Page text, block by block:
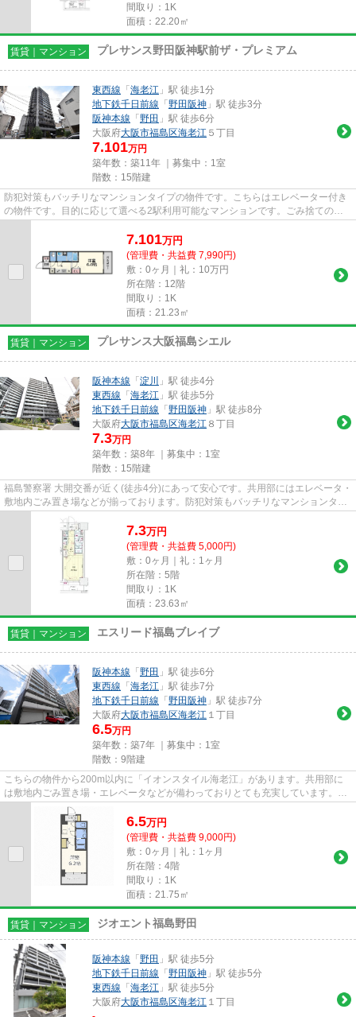
間取り：1K
面積：22.20㎡
賃貸｜マンション プレサンス野田阪神駅前ザ・プレミアム
東西線 「 海老江 」駅 徒歩1分
地下鉄千日前線 「 野田阪神 」駅 徒歩3分
阪神本線 「 野田 」駅 徒歩6分
大阪府大阪市福島区海老江 ５丁目
7.101万円
築年数：築11年 ｜募集中： 1室
階数：15階建
防犯対策もバッチリなマンションタイプの物件です。こちらはエレベーター付き
の物件です。目的に応じて選べる2駅利用可能なマンションです。ごみ捨ての煩
7.101万円
(管理費・共益費 7,990円)
敷：0ヶ月｜礼：10万円
所在階：12階
間取り：1K
面積：21.23㎡
賃貸｜マンション プレサンス大阪福島シエル
阪神本線 「 淀川
」駅 徒歩4分
東西線 「 海老江 」駅 徒歩5分
地下鉄千日前線 「 野田阪神 」駅 徒歩8分
大阪府大阪市福島区海老江 ８丁目
7.3万円
築年数：築8年 ｜募集中： 1室
階数：15階建
福島警察署 大開交番が近く(徒歩4分)にあって安心です。共用部にはエレベータ・
敷地内ごみ置き場などが揃っております。防犯対策もバッチリなマンションタイ
プの物件です。移動範囲が...
7.3万円
(管理費・共益費 5,000円)
敷：0ヶ月｜礼：1ヶ月
所在階：5階
間取り：1K
面積：23.63㎡
賃貸｜マンション エスリード福島ブレイブ
阪神本線 「 野田 」駅 徒歩6分
東西線 「 海老江 」駅 徒歩7分
地下鉄千日前線 「 野田阪神 」駅 徒歩7分
大阪府大阪市福島区海老江 １丁目
6.5万円
築年数：築7年 ｜募集中： 1室
階数：9階建
こちらの物件から200m以内に「イオンスタイル海老江」があります。共用部に
は敷地内ごみ置き場・エレベータなどが備わっておりとても充実しています。2
駅利用可能な利便性の高いマンシ...
6.5万円
(管理費・共益費 9,000円)
敷：0ヶ月｜礼：1ヶ月
所在階：4階
間取り：1K
面積：21.75㎡
賃貸｜マンション ジオエント福島野田
阪神本線 「 野田 」駅 徒歩5分
地下鉄千日前線 「 野田阪神 」駅 徒歩5分
東西線 「 海老江 」駅 徒歩5分
大阪府大阪市福島区海老江 １丁目